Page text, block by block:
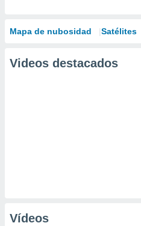
Mapa de nubosidad Satélites
Videos destacados
Vídeos